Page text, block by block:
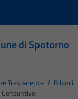
di Spotorno
Trasparente / Bilanci